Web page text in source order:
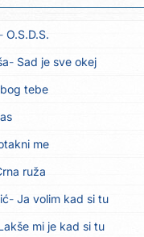
Čujem mili
Prvi cvijet
ol kaduje (Poput lista od
črljena
Ima edna moma
Javi se telefonom
zazvoni moj telefon
O.S.D.S.
Sad je sve okej
tebe
me
ruža
Ja volim kad si tu
mi je kad si tu